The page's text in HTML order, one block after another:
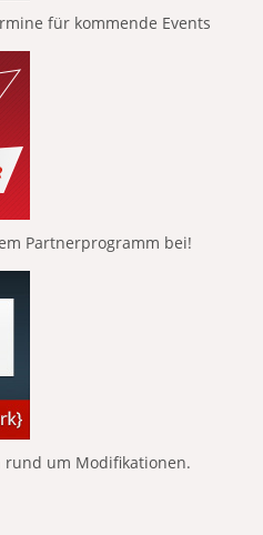
für kommende Events
Partnerprogramm bei!
um Modifikationen.